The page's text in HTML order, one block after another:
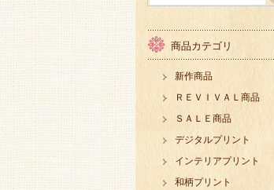
商品カテゴリ
新作商品
ＲＥＶＩＶＡＬ商品
ＳＡＬＥ商品
デジタルプリント
インテリアプリント
和柄プリント